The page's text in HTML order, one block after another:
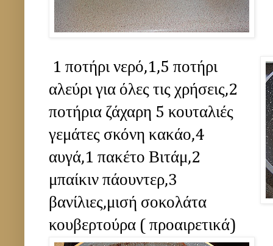
1 ποτήρι νερό,1,5 ποτήρι
αλεύρι για όλες τις χρήσεις,2
ποτήρια ζάχαρη 5 κουταλιές
γεμάτες σκόνη κακάο,4
αυγά,1 πακέτο Βιτάμ,2
μπαίκιν πάουντερ,3
βανίλιες,μισή σοκολάτα
κουβερτούρα ( προαιρετικά)